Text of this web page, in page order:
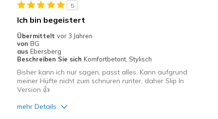
Schuhen
5
Ich bin begeistert
Übermittelt vor 3 Jahren
von BG
aus Ebersberg
Beschreiben Sie sich Komfortbetont, Stylisch
Bisher kann ich nur sagen, passt alles. Kann aufgrund
meiner Hüfte nicht zum schnüren runter, daher Slip In
Version 👍
mehr Details